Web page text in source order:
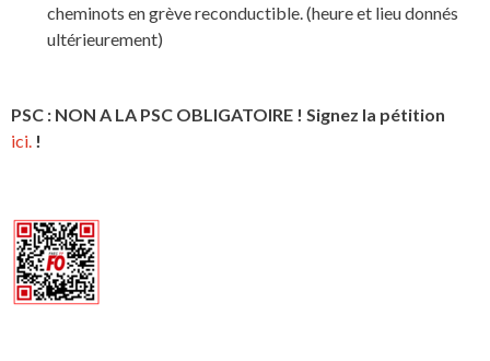
cheminots en grève reconductible. (heure et lieu donnés
ultérieurement)
PSC : NON A LA PSC OBLIGATOIRE ! Signez la pétition
ici. !